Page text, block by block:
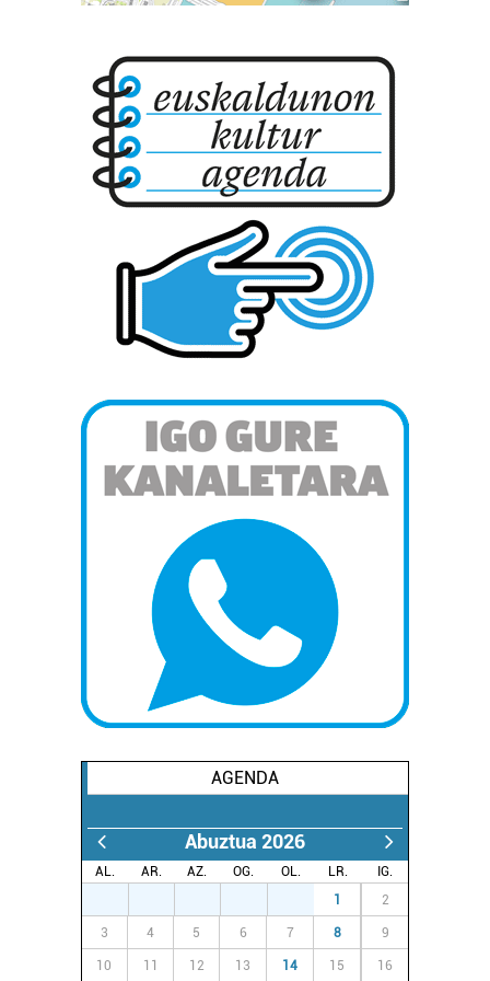
AGENDA
Abuztua 2026
AL. AR. AZ. OG. OL. LR.
IG.
1 2
3 4 5 6 7 8 9
10 11 12 13 14 15 16